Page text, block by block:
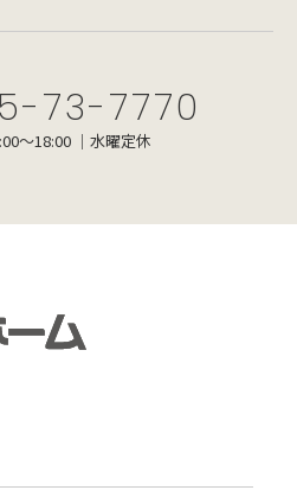
73-7770
～18:00 ｜水曜定休